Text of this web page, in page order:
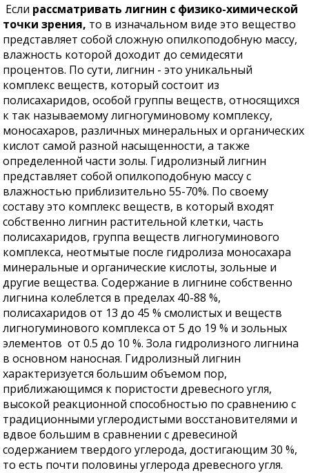
Если рассматривать лигнин с физико-химической
точки зрения, то в изначальном виде это вещество
представляет собой сложную опилкоподобную массу,
влажность которой доходит до семидесяти
процентов. По сути, лигнин - это уникальный
комплекс веществ, который состоит из
полисахаридов, особой группы веществ, относящихся
к так называемому лигногуминовому комплексу,
моносахаров, различных минеральных и органических
кислот самой разной насыщенности, а также
определенной части золы. Гидролизный лигнин
представляет собой опилкоподобную массу с
влажностью приблизительно 55-70%. По своему
составу это комплекс веществ, в который входят
собственно лигнин растительной клетки, часть
полисахаридов, группа веществ лигногуминового
комплекса, неотмытые после гидролиза моносахара
минеральные и органические кислоты, зольные и
другие вещества. Содержание в лигнине собственно
лигнина колеблется в пределах 40-88 %,
полисахаридов от 13 до 45 % смолистых и веществ
лигногуминового комплекса от 5 до 19 % и зольных
элементов от 0.5 до 10 %. Зола гидролизного лигнина
в основном наносная. Гидролизный лигнин
характеризуется большим объемом пор,
приближающимся к пористости древесного угля,
высокой реакционной способностью по сравнению с
традиционными углеродистыми восстановителями и
вдвое большим в сравнении с древесиной
содержанием твердого углерода, достигающим 30 %,
то есть почти половины углерода древесного угля.